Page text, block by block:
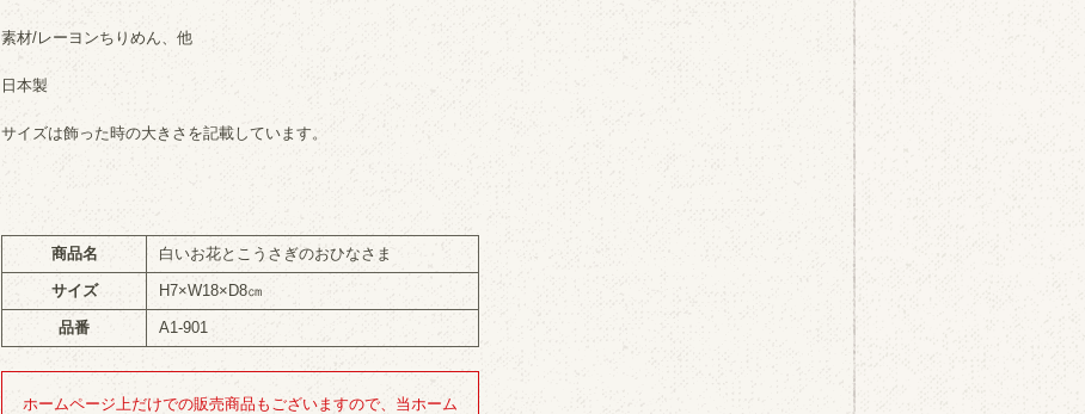
素材/レーヨンちりめん、他
日本製
サイズは飾った時の大きさを記載しています。
商品名 白いお花とこうさぎのおひなさま
サイズ H7×W18×D8㎝
品番 A1-901
ホームページ上だけでの販売商品もございますので、当ホーム